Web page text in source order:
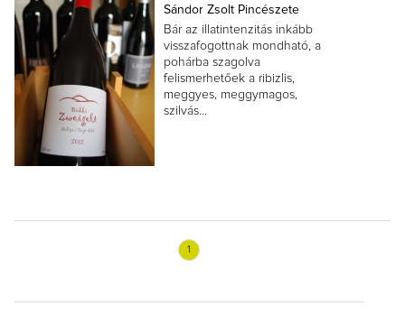
Sándor Zsolt Pincészete
Bár az illatintenzitás inkább
visszafogottnak mondható, a
pohárba szagolva
felismerhetőek a ribizlis,
meggyes, meggymagos,
szilvás...
1